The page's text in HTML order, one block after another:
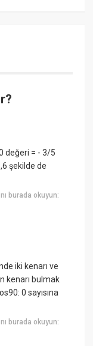
değeri = - 3/5
şekilde de
burada okuyun:
iki kenarı ve
kenarı bulmak
0 sayısına
burada okuyun: